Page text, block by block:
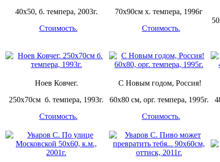
40х50, б. темпера, 2003г.
Стоимость.
70х90см х. темпера, 1996г
Стоимость.
Ноев Ковчег.
250х70см б. темпера, 1993г.
Стоимость.
С Новым годом, Россия!
60х80 см, орг. темпера, 1995г.
Стоимость.